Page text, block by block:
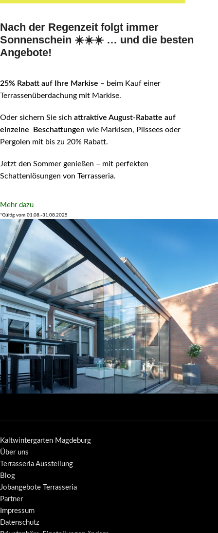
Nach der Regenzeit folgt immer
Sonnenschein ☀️☀️☀️ … und die besten
Angebote!
25% Rabatt auf Ihre Markise – beim Kauf einer
Terrassenüberdachung mit Markise.
Oder sichern Sie sich attraktive August-Rabatte auf
einzelne Beschattungen wie Markisen, Plissees oder
Pergolen mit bis zu 20% Rabatt.
Jetzt den Sommer genießen – mit perfekten
Schattenlösungen von Terrasseria.
Mehr dazu
*Gültig vom 01.08.-31.08.2025
Kaltwintergarten Magdeburg
Über uns
Terrasseria Ausstellung
Blog
Jobangebote Terrasseria
Partner
Impressum
Datenschutz